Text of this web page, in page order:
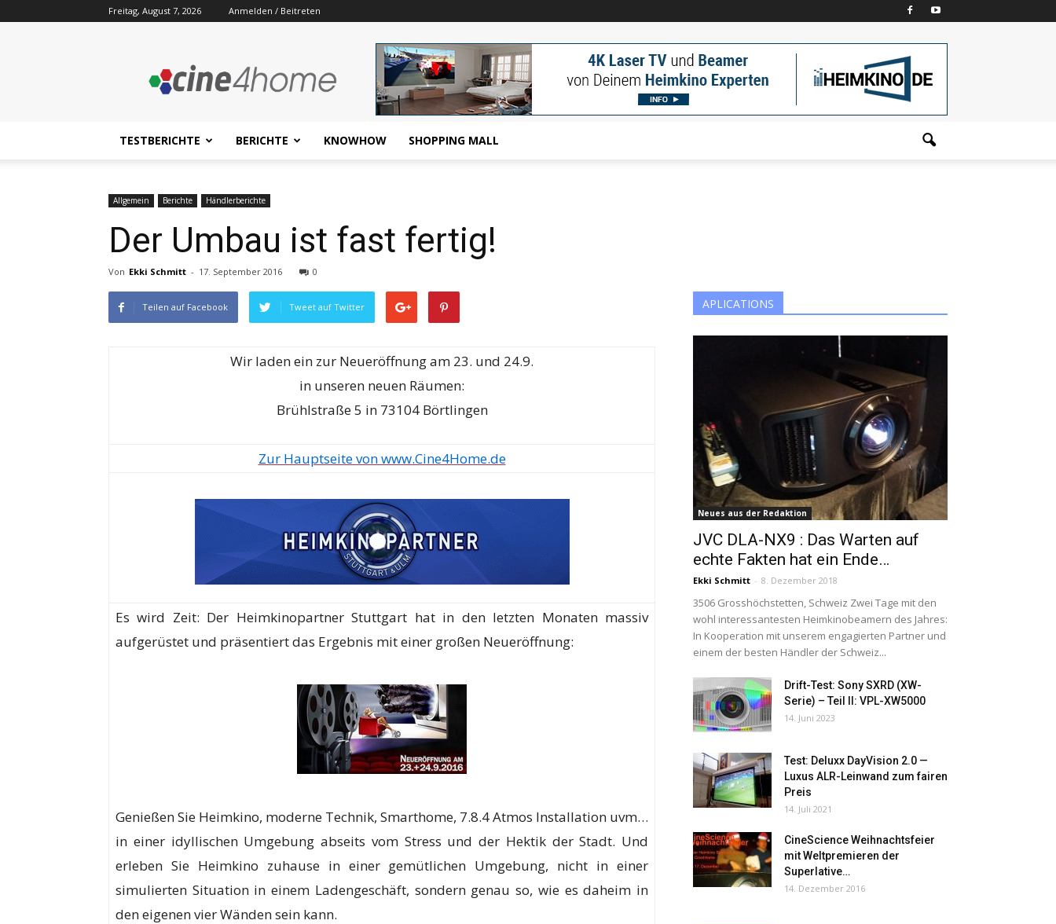
Freitag, August 7, 2026 Anmelden / Beitreten
TESTBERICHTE BERICHTE KNOWHOW SHOPPING MALL
Allgemein Berichte Händlerberichte
Der Umbau ist fast fertig!
Von Ekki Schmitt - 17. September 2016 0
Teilen auf Facebook Tweet auf Twitter
Wir laden ein zur Neueröffnung am 23. und 24.9.
in unseren neuen Räumen:
Brühlstraße 5 in 73104 Börtlingen
Zur Hauptseite von www.Cine4Home.de
Es wird Zeit: Der Heimkinopartner Stuttgart hat in den letzten Monaten massiv
aufgerüstet und präsentiert das Ergebnis mit einer großen Neueröffnung:
Genießen Sie Heimkino, moderne Technik, Smarthome, 7.8.4 Atmos Installation uvm…
in einer idyllischen Umgebung abseits vom Stress und der Hektik der Stadt. Und
erleben Sie Heimkino zuhause in einer gemütlichen Umgebung, nicht in einer
simulierten Situation in einem Ladengeschäft, sondern genau so, wie es daheim in
den eigenen vier Wänden sein kann.
APLICATIONS
Neues aus der Redaktion
JVC DLA-NX9 : Das Warten auf
echte Fakten hat ein Ende…
Ekki Schmitt - 8. Dezember 2018
3506 Grosshöchstetten, Schweiz Zwei Tage mit den
wohl interessantesten Heimkinobeamern des Jahres:
In Kooperation mit unserem engagierten Partner und
einem der besten Händler der Schweiz...
Drift-Test: Sony SXRD (XW-
Serie) – Teil II: VPL-XW5000
14. Juni 2023
Test: Deluxx DayVision 2.0 —
Luxus ALR-Leinwand zum fairen
Preis
14. Juli 2021
CineScience Weihnachtsfeier
mit Weltpremieren der
Superlative…
14. Dezember 2016